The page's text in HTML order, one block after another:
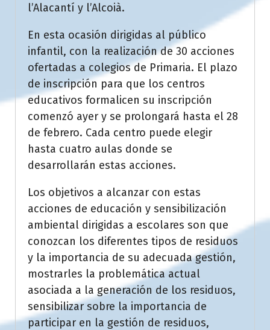
l’Alacantí y l’Alcoià.
En esta ocasión dirigidas al público
infantil, con la realización de 30 acciones
ofertadas a colegios de Primaria. El plazo
de inscripción para que los centros
educativos formalicen su inscripción
comenzó ayer y se prolongará hasta el 28
de febrero. Cada centro puede elegir
hasta cuatro aulas donde se
desarrollarán estas acciones.
Los objetivos a alcanzar con estas
acciones de educación y sensibilización
ambiental dirigidas a escolares son que
conozcan los diferentes tipos de residuos
y la importancia de su adecuada gestión,
mostrarles la problemática actual
asociada a la generación de los residuos,
sensibilizar sobre la importancia de
participar en la gestión de residuos,